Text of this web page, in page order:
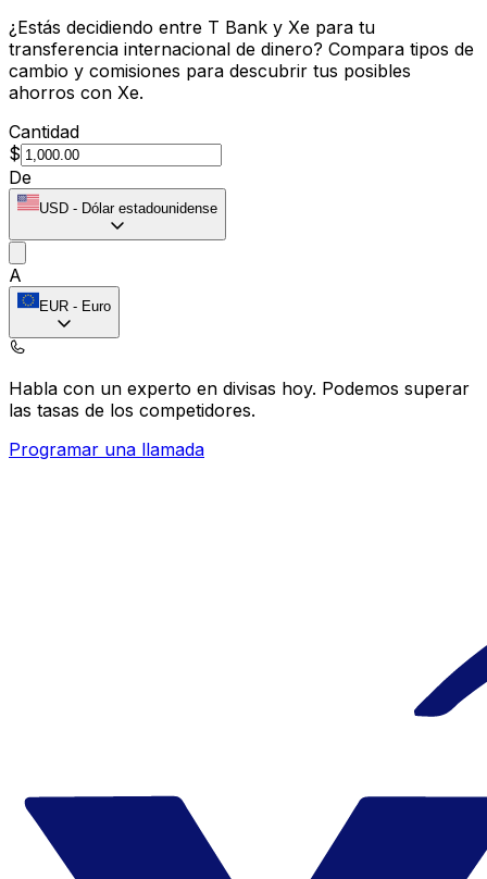
¿Estás decidiendo entre T Bank y Xe para tu
transferencia internacional de dinero? Compara tipos de
cambio y comisiones para descubrir tus posibles
ahorros con Xe.
Cantidad
$
De
USD - Dólar estadounidense
A
EUR - Euro
Habla con un experto en divisas hoy. Podemos superar
las tasas de los competidores.
Programar una llamada